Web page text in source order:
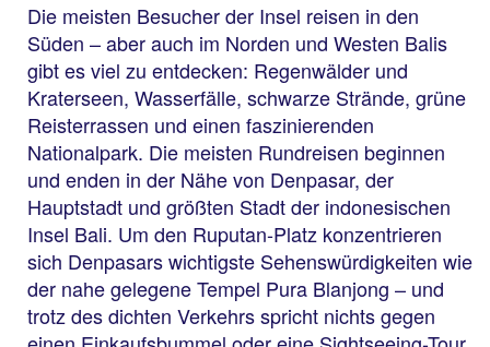
Die meisten Besucher der Insel reisen in den
Süden – aber auch im Norden und Westen Balis
gibt es viel zu entdecken: Regenwälder und
Kraterseen, Wasserfälle, schwarze Strände, grüne
Reisterrassen und einen faszinierenden
Nationalpark. Die meisten Rundreisen beginnen
und enden in der Nähe von Denpasar, der
Hauptstadt und größten Stadt der indonesischen
Insel Bali. Um den Ruputan-Platz konzentrieren
sich Denpasars wichtigste Sehenswürdigkeiten wie
der nahe gelegene Tempel Pura Blanjong – und
trotz des dichten Verkehrs spricht nichts gegen